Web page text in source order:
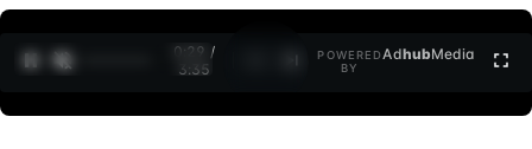
0:30 /
3:35
POWERED
BY
AdhubMedia